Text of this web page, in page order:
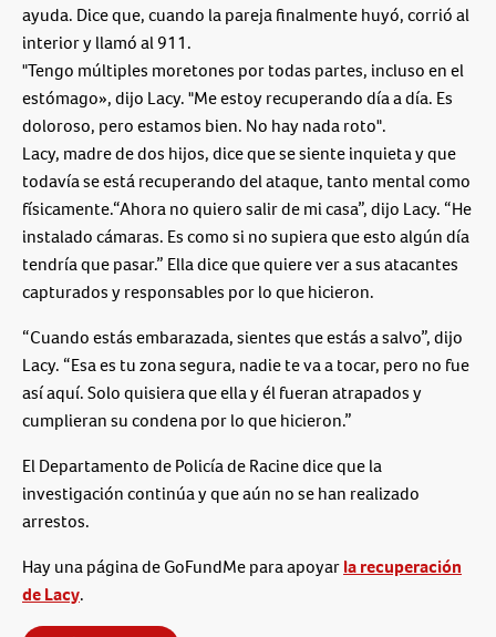
ayuda. Dice que, cuando la pareja finalmente huyó, corrió al
interior y llamó al 911.
"Tengo múltiples moretones por todas partes, incluso en el
estómago», dijo Lacy. "Me estoy recuperando día a día. Es
doloroso, pero estamos bien. No hay nada roto".
Lacy, madre de dos hijos, dice que se siente inquieta y que
todavía se está recuperando del ataque, tanto mental como
físicamente.“Ahora no quiero salir de mi casa”, dijo Lacy. “He
instalado cámaras. Es como si no supiera que esto algún día
tendría que pasar.” Ella dice que quiere ver a sus atacantes
capturados y responsables por lo que hicieron.
“Cuando estás embarazada, sientes que estás a salvo”, dijo
Lacy. “Esa es tu zona segura, nadie te va a tocar, pero no fue
así aquí. Solo quisiera que ella y él fueran atrapados y
cumplieran su condena por lo que hicieron.”
El Departamento de Policía de Racine dice que la
investigación continúa y que aún no se han realizado
arrestos.
Hay una página de GoFundMe para apoyarla recuperación
de Lacy.